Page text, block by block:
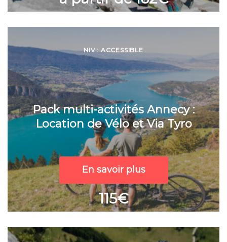
NIV : ACCESSIBLE
Pack multi-activités Annecy :
Location de Vélo et Via Tyro
En savoir plus
115€